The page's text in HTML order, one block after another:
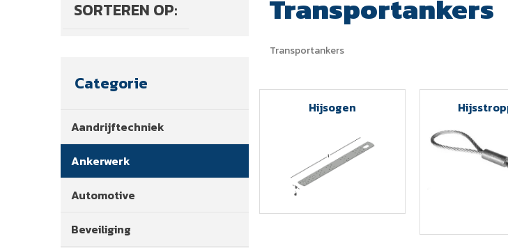
SORTEREN OP:
Categorie
Aandrijftechniek
Ankerwerk
Automotive
Beveiliging
Transportankers
Transportankers
Hijsogen